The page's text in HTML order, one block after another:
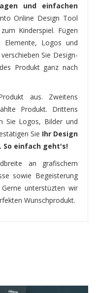
und einfachen
Online Design Tool
Kinderspiel. Fügen
Elemente, Logos und
Sie Design-
Produkt ganz nach
aus. Zweitens
Produkt. Drittens
Sie Logos, Bilder und
Sie Ihr Design
So einfach geht's!
an grafischem
sowie Begeisterung
unterstüzten wir
Wunschprodukt.